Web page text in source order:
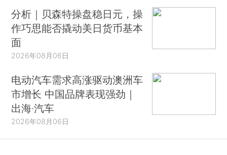
分析｜贝森特操盘稳日元，操
作巧思能否撬动美日货币基本
面
2026年08月06日
电动汽车需求高涨驱动澳洲车
市增长 中国品牌表现强劲｜
出海·汽车
2026年08月06日